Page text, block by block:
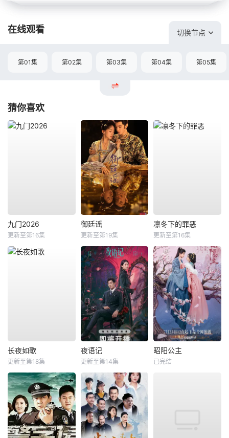
在线观看 切换节点
第01集 第02集 第03集 第04集 第05集
猜你喜欢
九门2026
更新至第16集
御廷谣
更新至第19集
凛冬下的罪恶
更新至第16集
长夜如歌
更新至第18集
夜语记
更新至第14集
昭阳公主
已完结